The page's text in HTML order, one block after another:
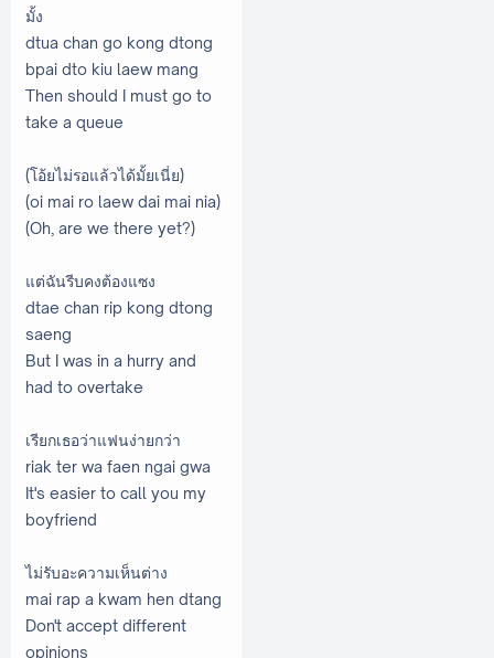
มั้ง
dtua chan go kong dtong
bpai dto kiu laew mang
Then should I must go to
take a queue
(โอ้ยไม่รอแล้วได้มั้ยเนี่ย)
(oi mai ro laew dai mai nia)
(Oh, are we there yet?)
แต่ฉันรีบคงต้องแซง
dtae chan rip kong dtong
saeng
But I was in a hurry and
had to overtake
เรียกเธอว่าแฟนง่ายกว่า
riak ter wa faen ngai gwa
It's easier to call you my
boyfriend
ไม่รับอะความเห็นต่าง
mai rap a kwam hen dtang
Don't accept different
opinions